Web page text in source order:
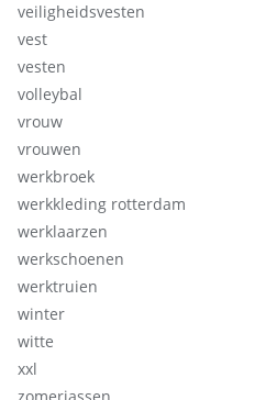
veiligheidsvesten
vest
vesten
volleybal
vrouw
vrouwen
werkbroek
werkkleding rotterdam
werklaarzen
werkschoenen
werktruien
winter
witte
xxl